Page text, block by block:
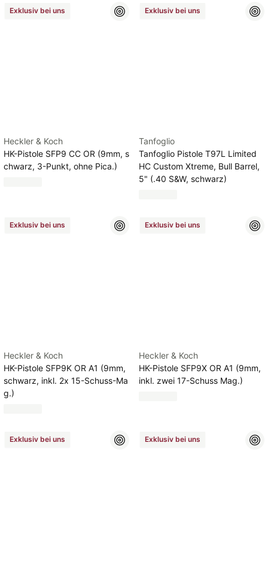
Exklusiv bei uns
Heckler & Koch
HK-Pistole SFP9 CC OR (9mm, s
chwarz, 3-Punkt, ohne Pica.)
Exklusiv bei uns
Tanfoglio
Tanfoglio Pistole T97L Limited
HC Custom Xtreme, Bull Barrel,
5" (.40 S&W, schwarz)
Exklusiv bei uns
Heckler & Koch
HK-Pistole SFP9K OR A1 (9mm,
schwarz, inkl. 2x 15-Schuss-Ma
g.)
Exklusiv bei uns
Heckler & Koch
HK-Pistole SFP9X OR A1 (9mm,
inkl. zwei 17-Schuss Mag.)
Exklusiv bei uns Exklusiv bei uns